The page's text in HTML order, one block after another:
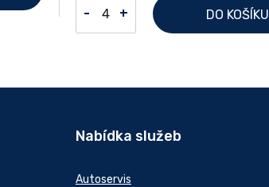
- + DO KOŠÍKU
Nabídka služeb
Autoservis